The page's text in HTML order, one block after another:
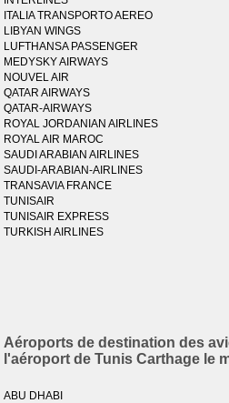
ITALIA TRANSPORTO AEREO
LIBYAN WINGS
LUFTHANSA PASSENGER
MEDYSKY AIRWAYS
NOUVEL AIR
QATAR AIRWAYS
QATAR-AIRWAYS
ROYAL JORDANIAN AIRLINES
ROYAL AIR MAROC
SAUDI ARABIAN AIRLINES
SAUDI-ARABIAN-AIRLINES
TRANSAVIA FRANCE
TUNISAIR
TUNISAIR EXPRESS
TURKISH AIRLINES
Aéroports de destination des
l'aéroport de Tunis Carthage le
ABU DHABI